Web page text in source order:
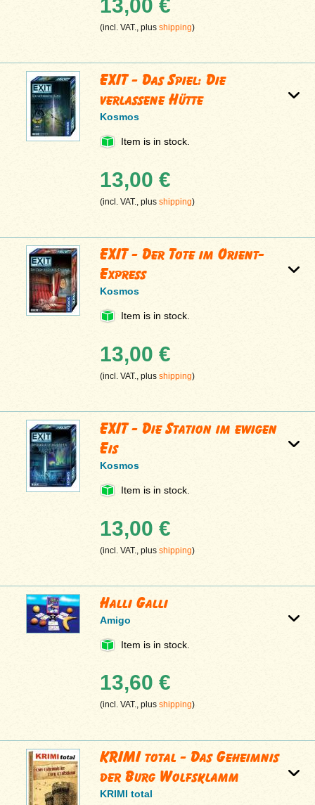
13,00 €
(incl. VAT., plusshipping)
EXIT - Das Spiel: Die
verlassene Hütte
Kosmos
Item is in stock.
13,00 €
(incl. VAT., plusshipping)
EXIT - Der Tote im Orient-
Express
Kosmos
Item is in stock.
13,00 €
(incl. VAT., plusshipping)
EXIT - Die Station im ewigen
Eis
Kosmos
Item is in stock.
13,00 €
(incl. VAT., plusshipping)
Halli Galli
Amigo
Item is in stock.
13,60 €
(incl. VAT., plusshipping)
KRIMI total - Das Geheimnis
der Burg Wolfsklamm
KRIMI total